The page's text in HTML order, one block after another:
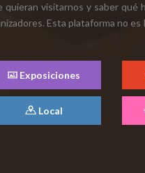
visitarnos y saber qué
Esta plataforma no
Exposiciones
Local